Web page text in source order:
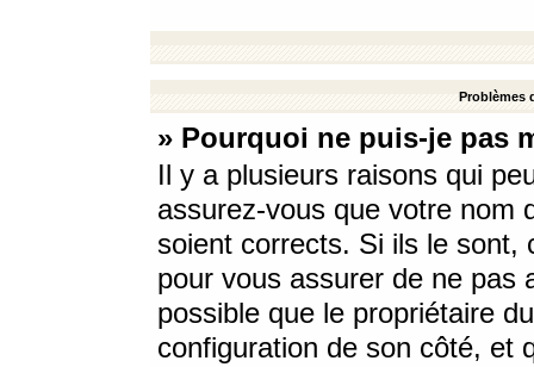
Problèmes
» Pourquoi ne puis-je pas
Il y a plusieurs raisons qui
assurez-vous que votre nom
soient corrects. Si ils le sont,
pour vous assurer de ne pas
possible que le propriétaire
configuration de son côté, et